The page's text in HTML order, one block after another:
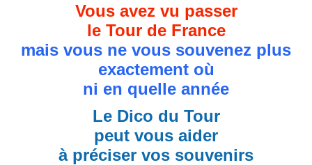
Vous avez vu passer
le Tour de France
mais vous ne vous souvenez plus
exactement où
ni en quelle année
Le Dico du Tour
peut vous aider
à préciser vos souvenirs